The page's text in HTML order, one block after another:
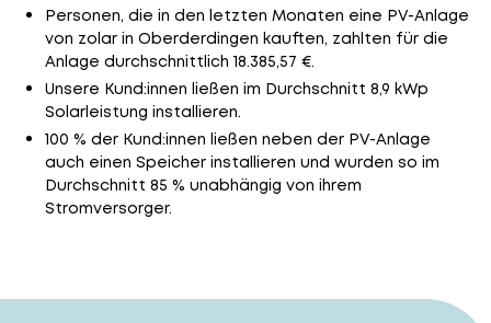
Personen, die in den letzten Monaten eine PV-Anlage
von zolar in Oberderdingen kauften, zahlten für die
Anlage durchschnittlich 18.385,57 €.
Unsere Kund:innen ließen im Durchschnitt 8,9 kWp
Solarleistung installieren.
100 % der Kund:innen ließen neben der PV-Anlage
auch einen Speicher installieren und wurden so im
Durchschnitt 85 % unabhängig von ihrem
Stromversorger.